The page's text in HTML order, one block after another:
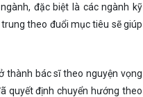
đặc biệt là các ngành kỹ
theo đuổi mục tiêu sẽ giúp
thành bác sĩ theo nguyện vọng
quyết định chuyển hướng theo